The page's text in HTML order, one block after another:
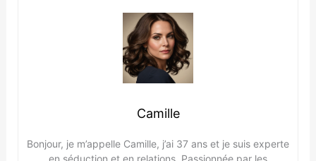
Camille
Bonjour, je m’appelle Camille, j’ai 37 ans et je suis experte
en séduction et en relations. Passionnée par les